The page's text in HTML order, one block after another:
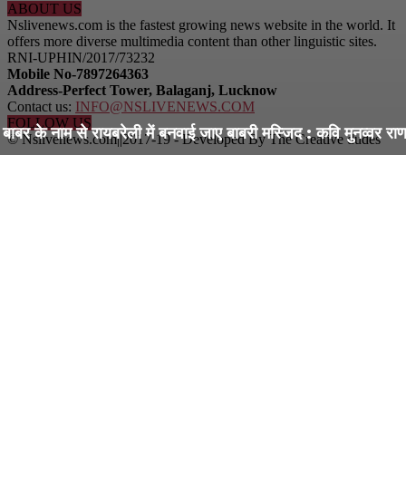
बाबर के नाम से रायबरेली में बनवाई जाए बाबरी मस्जिद : कवि मुनव्वर
ABOUT US
Nslivenews.com is the fastest growing news website in the world. It
offers more diverse multimedia content than other linguistic sites.
RNI-UPHIN/2017/73232
Mobile No-7897264363
Address-Perfect Tower, Balaganj, Lucknow
Contact us: INFO@NSLIVENEWS.COM
FOLLOW US
© Nslivenews.com||2017-19 - Developed By The Creative dudes